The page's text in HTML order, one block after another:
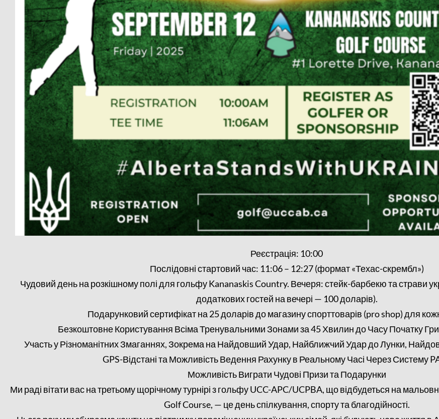
Реєстрація: 10:00
Послідовні стартовий час: 11:06 – 12:27 (формат «Техас-скрембл»)
Чудовий день на розкішному полі для гольфу Kananaskis Country. Вечеря: стейк-барбекю та страви
додаткових гостей на вечері — 100 доларів).
Подарунковий сертифікат на 25 доларів до магазину спорттоварів (pro shop) для
Безкоштовне Користування Всіма Тренувальними Зонами за 45 Хвилин до Часу Початку
Участь у Різноманітних Змаганнях, Зокрема на Найдовший Удар, Найближчий Удар до Лунки,
GPS-Відстані та Можливість Ведення Рахунку в Реальному Часі Через Систему
Можливість Виграти Чудові Призи та Подарунки
Ми раді вітати вас на третьому щорічному турнірі з гольфу UCC-APC/UCPBA, що відбудеться на
Golf Course, — це день спілкування, спорту та благодійності.